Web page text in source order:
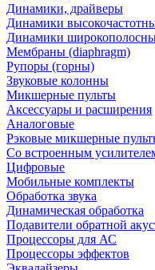
Динамики, драйверы
Динамики
Динамики
Мембраны (diaphragm)
Рупоры (горны)
Звуковые колонны
Микшерные пульты
Аксессуары и расширения
Аналоговые
Рэковые микшерные
Со встроенным
Цифровые
Мобильные комплекты
Обработка звука
Динамическая обработка
Подавители обратной
Процессоры для АС
Процессоры эффектов